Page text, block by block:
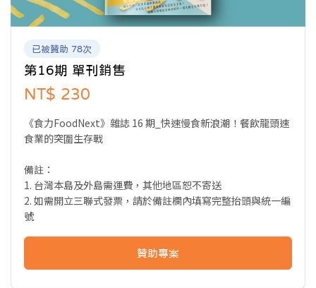
已被贊助 78次
第16期 單刊銷售
NT$ 230
《食力FoodNext》雜誌 16 期_快速慢食新浪潮！餐飲龍頭速
食業的突圍生存戰
備註：
1. 台灣本島及外島需運費，其他地區恕不寄送
2. 如需開立三聯式發票，請於備註欄內填寫完整抬頭與統一編
號
贊助專案